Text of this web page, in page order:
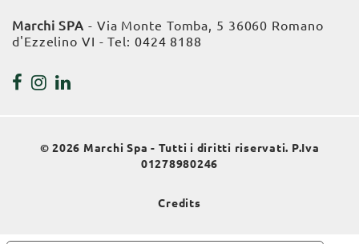
Marchi SPA - Via Monte Tomba, 5 36060 Romano
d'Ezzelino VI - Tel: 0424 8188
© 2026 Marchi Spa - Tutti i diritti riservati. P.Iva
01278980246
Credits